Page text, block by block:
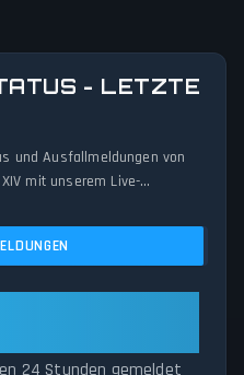
- LETZTE
und Ausfallmeldungen von
mit unserem Live-
analysiert
Serverstörungen und
24 Stunden. Durch den
Romance of the Three
24 Stunden gemeldet